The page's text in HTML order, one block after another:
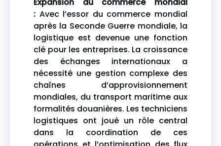
Expansion du commerce mondial
: Avec l’essor du commerce mondial
après la Seconde Guerre mondiale, la
logistique est devenue une fonction
clé pour les entreprises. La croissance
des échanges internationaux a
nécessité une gestion complexe des
chaînes d’approvisionnement
mondiales, du transport maritime aux
formalités douanières. Les techniciens
logistiques ont joué un rôle central
dans la coordination de ces